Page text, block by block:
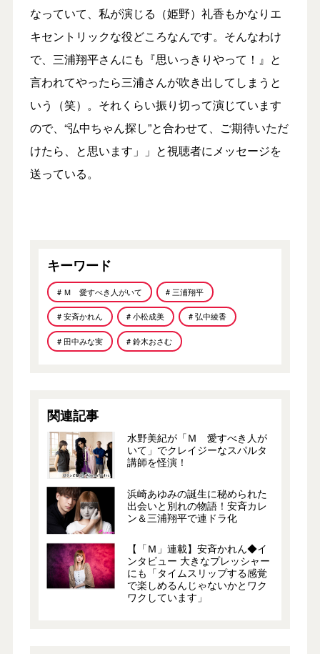
なっていて、私が演じる（姫野）礼香もかなりエ
キセントリックな役どころなんです。そんなわけ
で、三浦翔平さんにも『思いっきりやって！』と
言われてやったら三浦さんが吹き出してしまうと
いう（笑）。それくらい振り切って演じています
ので、“弘中ちゃん探し”と合わせて、ご期待いただ
けたら、と思います」」と視聴者にメッセージを
送っている。
キーワード
# Ｍ 愛すべき人がいて # 三浦翔平
# 安斉かれん # 小松成美 # 弘中綾香
# 田中みな実 # 鈴木おさむ
関連記事
水野美紀が「Ｍ 愛すべき人が
いて」でクレイジーなスパルタ
講師を怪演！
浜崎あゆみの誕生に秘められた
出会いと別れの物語！安斉カレ
ン＆三浦翔平で連ドラ化
【「Ｍ」連載】安斉かれん◆イ
ンタビュー 大きなプレッシャー
にも「タイムスリップする感覚
で楽しめるんじゃないかとワク
ワクしています」